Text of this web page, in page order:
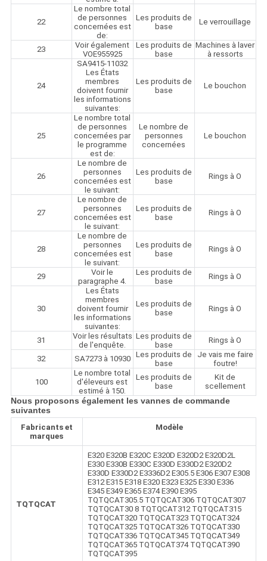
22
Le nombre total
de personnes
concernées est
de:
Les produits de
base
Le verrouillage
23
Voir également
VOE955925
Les produits de
base
Machines à laver
à ressorts
24
SA9415-11032
Les États
membres
doivent fournir
les informations
suivantes:
Les produits de
base
Le bouchon
25
Le nombre total
de personnes
concernées par
le programme
est de:
Le nombre de
personnes
concernées
Le bouchon
26
Le nombre de
personnes
concernées est
le suivant:
Les produits de
base
Rings à O
27
Le nombre de
personnes
concernées est
le suivant:
Les produits de
base
Rings à O
28
Le nombre de
personnes
concernées est
le suivant:
Les produits de
base
Rings à O
29
Voir le
paragraphe 4.
Les produits de
base
Rings à O
30
Les États
membres
doivent fournir
les informations
suivantes:
Les produits de
base
Rings à O
31
Voir les résultats
de l'enquête.
Les produits de
base
Rings à O
32 SA7273 à 10930
Les produits de
base
Je vais me faire
foutre!
100
Le nombre total
d'éleveurs est
estimé à 150.
Les produits de
base
Kit de
scellement
Nous proposons également les vannes de commande
suivantes
Fabricants et
marques
Modèle
TQTQCAT
E320 E320B E320C E320D E320D2 E320D2L
E330 E330B E330C E330D E330D2 E320D2
E330D E330D2 E3336D2 E305.5 E306 E307 E308
E312 E315 E318 E320 E323 E325 E330 E336
E345 E349 E365 E374 E390 E395
TQTQCAT305.5 TQTQCAT306 TQTQCAT307
TQTQCAT30 8 TQTQCAT312 TQTQCAT315
TQTQCAT320 TQTQCAT323 TQTQCAT324
TQTQCAT325 TQTQCAT326 TQTQCAT330
TQTQCAT336 TQTQCAT345 TQTQCAT349
TQTQCAT365 TQTQCAT374 TQTQCAT390
TQTQCAT395